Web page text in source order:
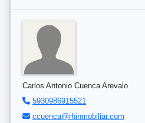
Carlos Antonio Cuenca Arevalo
5930986915521
ccuenca@rhinmobiliar.com